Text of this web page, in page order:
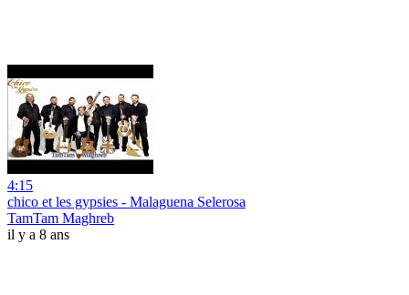
4:15
chico et les gypsies - Malaguena Selerosa
TamTam Maghreb
il y a 8 ans